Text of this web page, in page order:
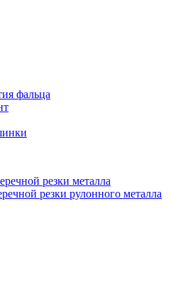
фальца
резки металла
резки рулонного металла